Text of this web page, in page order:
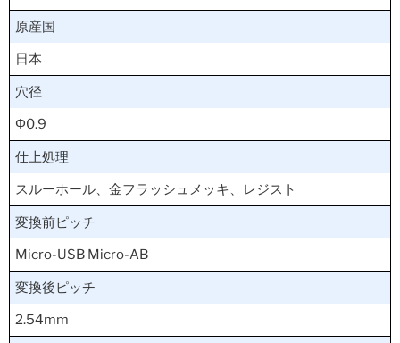
原産国
日本
穴径
Φ0.9
仕上処理
スルーホール、金フラッシュメッキ、レジスト
変換前ピッチ
Micro-USB Micro-AB
変換後ピッチ
2.54mm